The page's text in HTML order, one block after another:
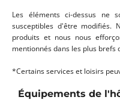
Les éléments ci-dessus ne
susceptibles d'être modifiés.
produits et nous nous
mentionnés dans les plus brefs
*Certains services et loisirs
Équipements de